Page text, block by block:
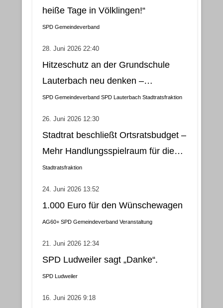
heiße Tage in Völklingen!“
SPD Gemeindeverband
28. Juni 2026 22:40
Hitzeschutz an der Grundschule
Lauterbach neu denken –
Klimatisierung als wirtschaftliche
SPD Gemeindeverband SPD Lauterbach Stadtratsfraktion
26. Juni 2026 12:30
Stadtrat beschließt Ortsratsbudget –
Mehr Handlungsspielraum für die
Gemeindebezirke
Stadtratsfraktion
24. Juni 2026 13:52
1.000 Euro für den Wünschewagen
AG60+ SPD Gemeindeverband Veranstaltung
21. Juni 2026 12:34
SPD Ludweiler sagt „Danke“.
SPD Ludweiler
16. Juni 2026 9:18